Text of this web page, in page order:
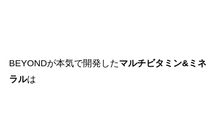
BEYONDが本気で開発したマルチビタミン&ミネ
ラルは